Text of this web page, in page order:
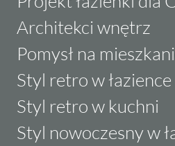
Architekci wnętrz
Pomysł na
Styl retro w łazience
Styl retro w kuchni
Styl nowoczesny w